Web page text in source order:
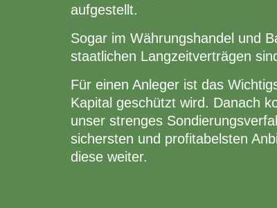
aufgestellt.
Sogar im Währungshandel und
staatlichen Langzeitverträgen
Für einen Anleger ist das
Kapital geschützt wird. Danach
unser strenges
sichersten und profitabelsten
diese weiter.